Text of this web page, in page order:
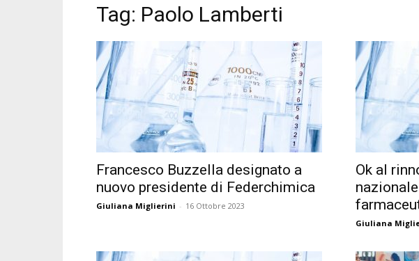
Tag: Paolo Lamberti
Francesco Buzzella designato a
nuovo presidente di Federchimica
Giuliana Miglierini - 16 Ottobre 2023
Ok al
Giuliana